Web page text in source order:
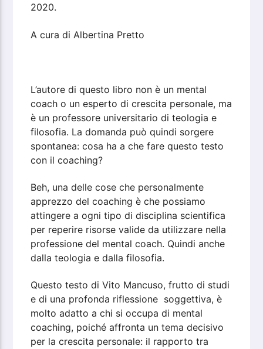
2020.
A cura di Albertina Pretto
L’autore di questo libro non è un mental
coach o un esperto di crescita personale, ma
è un professore universitario di teologia e
filosofia. La domanda può quindi sorgere
spontanea: cosa ha a che fare questo testo
con il coaching?
Beh, una delle cose che personalmente
apprezzo del coaching è che possiamo
attingere a ogni tipo di disciplina scientifica
per reperire risorse valide da utilizzare nella
professione del mental coach. Quindi anche
dalla teologia e dalla filosofia.
Questo testo di Vito Mancuso, frutto di studi
e di una profonda riflessione soggettiva, è
molto adatto a chi si occupa di mental
coaching, poiché affronta un tema decisivo
per la crescita personale: il rapporto tra